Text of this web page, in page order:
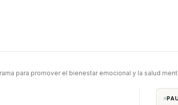
para promover el bienestar emocional y la salud